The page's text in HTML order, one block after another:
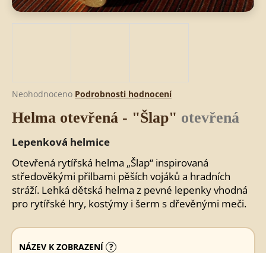
Průměrné
produktu
0,0
z
5
hvězdiček.
Neohodnoceno Podrobnosti hodnocení
Helma otevřená - "Šlap" otevřená
Lepenková helmice
Otevřená rytířská helma „Šlap“ inspirovaná
středověkými přilbami pěších vojáků a hradních
stráží. Lehká dětská helma z pevné lepenky vhodná
pro rytířské hry, kostýmy i šerm s dřevěnými meči.
NÁZEV K ZOBRAZENÍ ?
D
p
r
u
č
u
j
e
m
e